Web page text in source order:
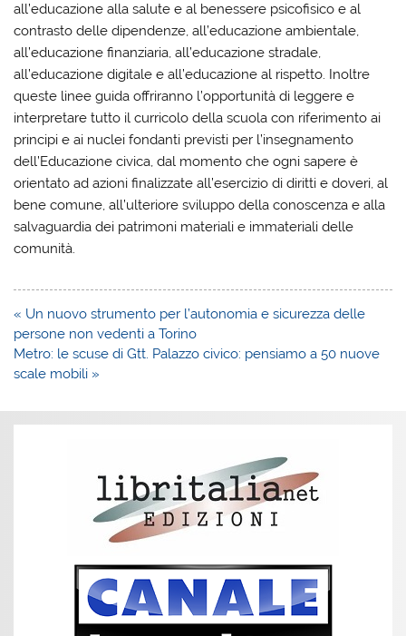
all’educazione alla salute e al benessere psicofisico e al
contrasto delle dipendenze, all’educazione ambientale,
all’educazione finanziaria, all’educazione stradale,
all’educazione digitale e all’educazione al rispetto. Inoltre
queste linee guida offriranno l’opportunità di leggere e
interpretare tutto il curricolo della scuola con riferimento ai
principi e ai nuclei fondanti previsti per l’insegnamento
dell’Educazione civica, dal momento che ogni sapere è
orientato ad azioni finalizzate all’esercizio di diritti e doveri, al
bene comune, all’ulteriore sviluppo della conoscenza e alla
salvaguardia dei patrimoni materiali e immateriali delle
comunità.
Navigazione
articoli
« Un nuovo strumento per l’autonomia e sicurezza delle
persone non vedenti a Torino
Metro: le scuse di Gtt. Palazzo civico: pensiamo a 50 nuove
scale mobili »